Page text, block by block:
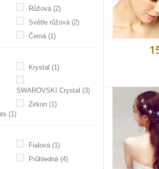
Růžová (2)
Světle růžová (2)
Černá (1)
Krystal (1)
SWAROVSKI Crystal (3)
(1)
Zirkon (1)
Fialová (1)
Průhledná (4)